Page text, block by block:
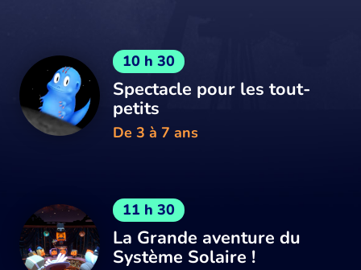
10 h 30
Spectacle pour les tout-
petits
De 3 à 7 ans
11 h 30
La Grande aventure du
Système Solaire !